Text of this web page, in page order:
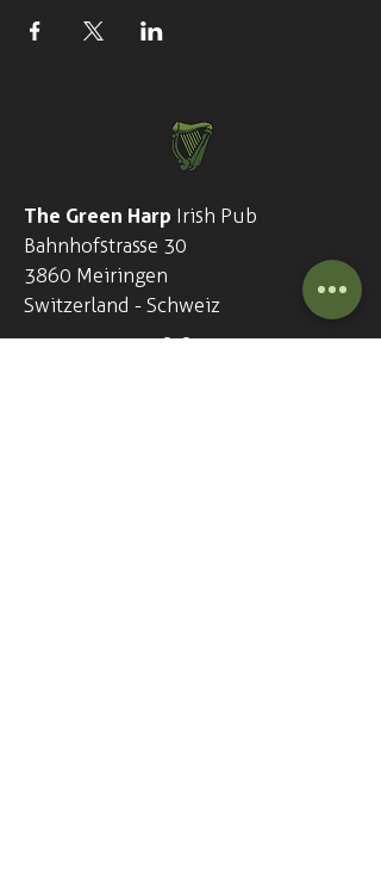
The Green Harp Irish Pub
Bahnhofstrasse 30
3860 Meiringen
Switzerland - Schweiz
+4133 972 18 81